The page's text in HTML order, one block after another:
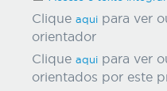
Clique aqui para ver
orientador
Clique aqui para ver
orientados por este